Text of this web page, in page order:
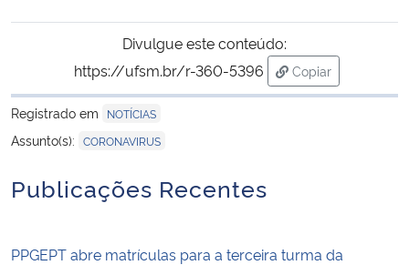
Divulgue este conteúdo:
https://ufsm.br/r-360-5396
Copiar
para área de
Registrado em
NOTÍCIAS
Assunto(s): CORONAVIRUS
Publicações Recentes
PPGEPT abre matrículas para a terceira turma da